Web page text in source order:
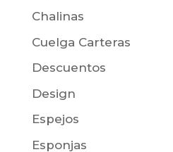
Chalinas
Cuelga Carteras
Descuentos
Design
Espejos
Esponjas